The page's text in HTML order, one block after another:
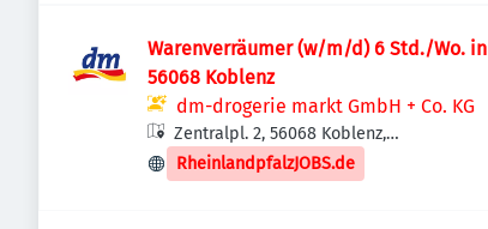
Warenverräumer (w/m/d) 6 Std./Wo. in
56068 Koblenz
dm-drogerie markt GmbH + Co. KG
Zentralpl. 2, 56068 Koblenz,
Deutschland
RheinlandpfalzJOBS.de